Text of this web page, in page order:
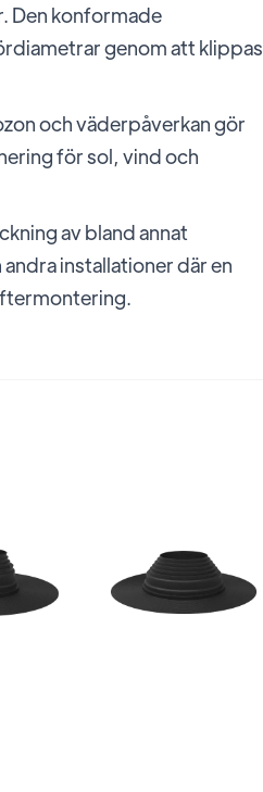
Den konformade
genom att klippas
och väderpåverkan gör
för sol, vind och
av bland annat
installationer där en